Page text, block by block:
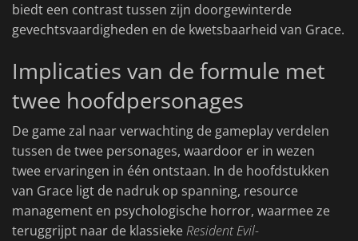
biedt een contrast tussen zijn doorgewinterde
gevechtsvaardigheden en de kwetsbaarheid van Grace.
Implicaties van de formule met
twee hoofdpersonages
De game zal naar verwachting de gameplay verdelen
tussen de twee personages, waardoor er in wezen
twee ervaringen in één ontstaan. In de hoofdstukken
van Grace ligt de nadruk op spanning, resource
management en psychologische horror, waarmee ze
teruggrijpt naar de klassiekeResident Evil-